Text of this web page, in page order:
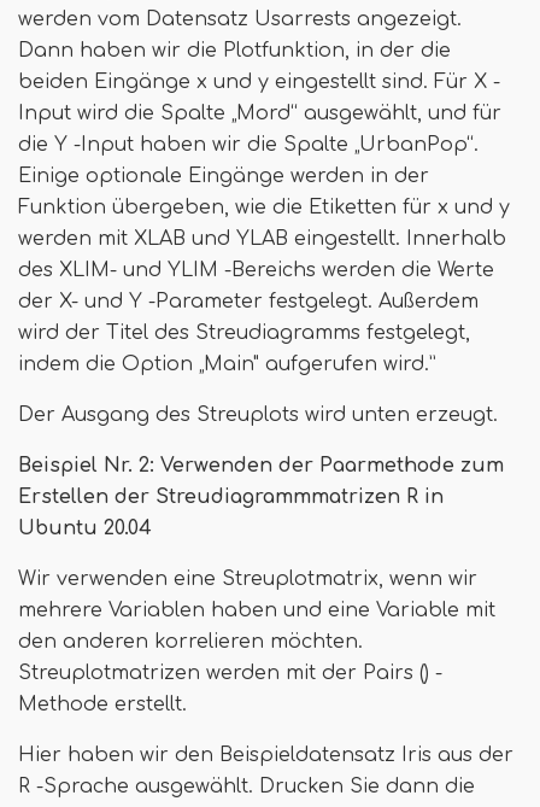
werden vom Datensatz Usarrests angezeigt.
Dann haben wir die Plotfunktion, in der die
beiden Eingänge x und y eingestellt sind. Für X -
Input wird die Spalte „Mord“ ausgewählt, und für
die Y -Input haben wir die Spalte „UrbanPop“.
Einige optionale Eingänge werden in der
Funktion übergeben, wie die Etiketten für x und y
werden mit XLAB und YLAB eingestellt. Innerhalb
des XLIM- und YLIM -Bereichs werden die Werte
der X- und Y -Parameter festgelegt. Außerdem
wird der Titel des Streudiagramms festgelegt,
indem die Option „Main" aufgerufen wird.”
Der Ausgang des Streuplots wird unten erzeugt.
Beispiel Nr. 2: Verwenden der Paarmethode zum
Erstellen der Streudiagrammmatrizen R in
Ubuntu 20.04
Wir verwenden eine Streuplotmatrix, wenn wir
mehrere Variablen haben und eine Variable mit
den anderen korrelieren möchten.
Streuplotmatrizen werden mit der Pairs () -
Methode erstellt.
Hier haben wir den Beispieldatensatz Iris aus der
R -Sprache ausgewählt. Drucken Sie dann die